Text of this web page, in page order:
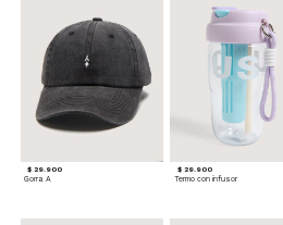
$ 29.900
Gorra A
$ 29.900
Termo con infusor